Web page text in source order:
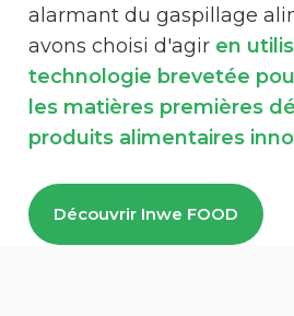
alarmant du gaspillage
avons choisi d'agir en
technologie brevetée
les matières premières
produits alimentaires
Découvrir Inwe FOOD